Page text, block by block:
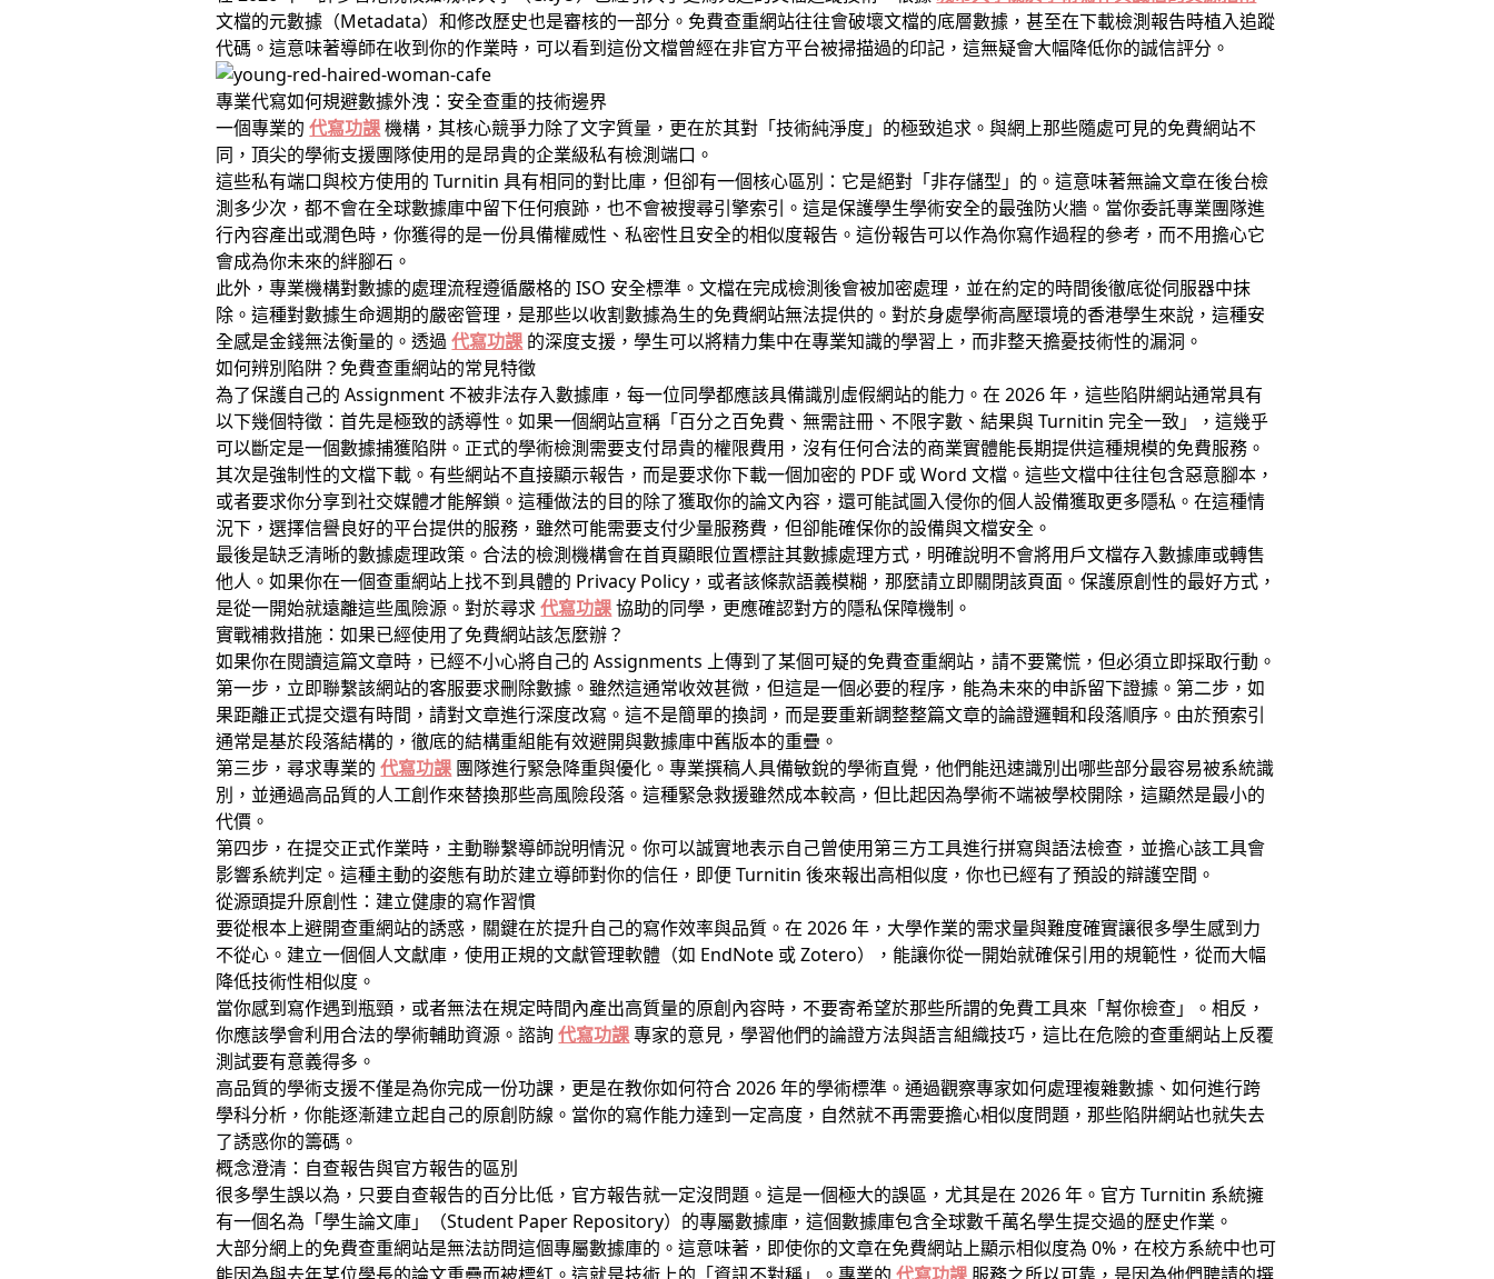
文檔的元數據（Metadata）和修改歷史也是審核的一部分。免費查重網站往往會破壞文檔的底層數據，甚至在下載檢測報告時植入追蹤
代碼。這意味著導師在收到你的作業時，可以看到這份文檔曾經在非官方平台被掃描過的印記，這無疑會大幅降低你的誠信評分。
專業代寫如何規避數據外洩：安全查重的技術邊界
一個專業的代寫功課機構，其核心競爭力除了文字質量，更在於其對「技術純淨度」的極致追求。與網上那些隨處可見的免費網站不
同，頂尖的學術支援團隊使用的是昂貴的企業級私有檢測端口。
這些私有端口與校方使用的 Turnitin 具有相同的對比庫，但卻有一個核心區別：它是絕對「非存儲型」的。這意味著無論文章在後台檢
測多少次，都不會在全球數據庫中留下任何痕跡，也不會被搜尋引擎索引。這是保護學生學術安全的最強防火牆。當你委託專業團隊進
行內容產出或潤色時，你獲得的是一份具備權威性、私密性且安全的相似度報告。這份報告可以作為你寫作過程的參考，而不用擔心它
會成為你未來的絆腳石。
此外，專業機構對數據的處理流程遵循嚴格的 ISO 安全標準。文檔在完成檢測後會被加密處理，並在約定的時間後徹底從伺服器中抹
除。這種對數據生命週期的嚴密管理，是那些以收割數據為生的免費網站無法提供的。對於身處學術高壓環境的香港學生來說，這種安
全感是金錢無法衡量的。透過代寫功課 的深度支援，學生可以將精力集中在專業知識的學習上，而非整天擔憂技術性的漏洞。
如何辨別陷阱？免費查重網站的常見特徵
為了保護自己的 Assignment 不被非法存入數據庫，每一位同學都應該具備識別虛假網站的能力。在 2026 年，這些陷阱網站通常具有
以下幾個特徵：首先是極致的誘導性。如果一個網站宣稱「百分之百免費、無需註冊、不限字數、結果與 Turnitin 完全一致」，這幾乎
可以斷定是一個數據捕獲陷阱。正式的學術檢測需要支付昂貴的權限費用，沒有任何合法的商業實體能長期提供這種規模的免費服務。
其次是強制性的文檔下載。有些網站不直接顯示報告，而是要求你下載一個加密的 PDF 或 Word 文檔。這些文檔中往往包含惡意腳本，
或者要求你分享到社交媒體才能解鎖。這種做法的目的除了獲取你的論文內容，還可能試圖入侵你的個人設備獲取更多隱私。在這種情
況下，選擇信譽良好的平台提供的服務，雖然可能需要支付少量服務費，但卻能確保你的設備與文檔安全。
最後是缺乏清晰的數據處理政策。合法的檢測機構會在首頁顯眼位置標註其數據處理方式，明確說明不會將用戶文檔存入數據庫或轉售
他人。如果你在一個查重網站上找不到具體的 Privacy Policy，或者該條款語義模糊，那麼請立即關閉該頁面。保護原創性的最好方式，
是從一開始就遠離這些風險源。對於尋求代寫功課協助的同學，更應確認對方的隱私保障機制。
實戰補救措施：如果已經使用了免費網站該怎麼辦？
如果你在閱讀這篇文章時，已經不小心將自己的 Assignments 上傳到了某個可疑的免費查重網站，請不要驚慌，但必須立即採取行動。
第一步，立即聯繫該網站的客服要求刪除數據。雖然這通常收效甚微，但這是一個必要的程序，能為未來的申訴留下證據。第二步，如
果距離正式提交還有時間，請對文章進行深度改寫。這不是簡單的換詞，而是要重新調整整篇文章的論證邏輯和段落順序。由於預索引
通常是基於段落結構的，徹底的結構重組能有效避開與數據庫中舊版本的重疊。
第三步，尋求專業的代寫功課 團隊進行緊急降重與優化。專業撰稿人具備敏銳的學術直覺，他們能迅速識別出哪些部分最容易被系統識
別，並通過高品質的人工創作來替換那些高風險段落。這種緊急救援雖然成本較高，但比起因為學術不端被學校開除，這顯然是最小的
代價。
第四步，在提交正式作業時，主動聯繫導師說明情況。你可以誠實地表示自己曾使用第三方工具進行拼寫與語法檢查，並擔心該工具會
影響系統判定。這種主動的姿態有助於建立導師對你的信任，即便 Turnitin 後來報出高相似度，你也已經有了預設的辯護空間。
從源頭提升原創性：建立健康的寫作習慣
要從根本上避開查重網站的誘惑，關鍵在於提升自己的寫作效率與品質。在 2026 年，大學作業的需求量與難度確實讓很多學生感到力
不從心。建立一個個人文獻庫，使用正規的文獻管理軟體（如 EndNote 或 Zotero），能讓你從一開始就確保引用的規範性，從而大幅
降低技術性相似度。
當你感到寫作遇到瓶頸，或者無法在規定時間內產出高質量的原創內容時，不要寄希望於那些所謂的免費工具來「幫你檢查」。相反，
你應該學會利用合法的學術輔助資源。諮詢代寫功課專家的意見，學習他們的論證方法與語言組織技巧，這比在危險的查重網站上反覆
測試要有意義得多。
高品質的學術支援不僅是為你完成一份功課，更是在教你如何符合 2026 年的學術標準。通過觀察專家如何處理複雜數據、如何進行跨
學科分析，你能逐漸建立起自己的原創防線。當你的寫作能力達到一定高度，自然就不再需要擔心相似度問題，那些陷阱網站也就失去
了誘惑你的籌碼。
概念澄清：自查報告與官方報告的區別
很多學生誤以為，只要自查報告的百分比低，官方報告就一定沒問題。這是一個極大的誤區，尤其是在 2026 年。官方 Turnitin 系統擁
有一個名為「學生論文庫」（Student Paper Repository）的專屬數據庫，這個數據庫包含全球數千萬名學生提交過的歷史作業。
大部分網上的免費查重網站是無法訪問這個專屬數據庫的。這意味著，即使你的文章在免費網站上顯示相似度為 0%，在校方系統中也可